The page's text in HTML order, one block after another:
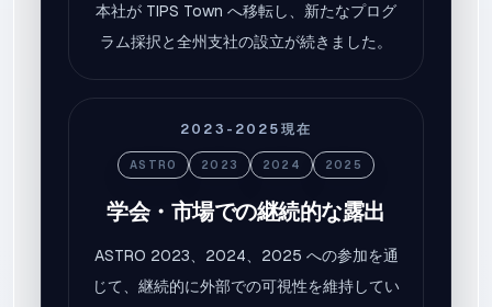
本社が TIPS Town へ移転し、新たなプログ
ラム採択と全州支社の設立が続きました。
2023-2025 現在
ASTRO 2023 2024 2025
学会・市場での継続的な露出
ASTRO 2023、2024、2025 への参加を通
じて、継続的に外部での可視性を維持してい